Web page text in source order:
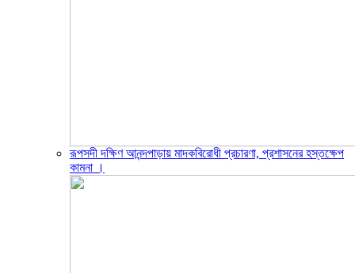
রূপসদী দক্ষিণ আনন্দপাড়ায় মাদকবিরোধী প্রচারণা, প্রশাসনের হস্তক্ষেপ
কামনা ‎।